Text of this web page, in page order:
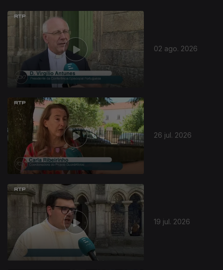
02 ago. 2026
26 jul. 2026
19 jul. 2026